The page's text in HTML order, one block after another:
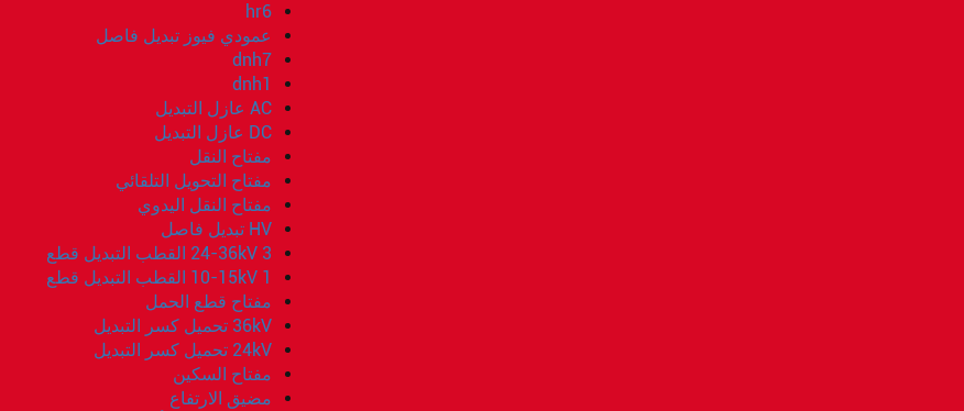
hr6
عمودي فيوز تبديل فاصل
dnh7
dnh1
AC عازل التبديل
DC عازل التبديل
مفتاح النقل
مفتاح التحويل التلقائي
مفتاح النقل اليدوي
HV تبديل فاصل
24-36kV 3 القطب التبديل قطع
10-15kV 1 القطب التبديل قطع
مفتاح قطع الحمل
36kV تحميل كسر التبديل
24kV تحميل كسر التبديل
مفتاح السكين
مضيق الارتفاع